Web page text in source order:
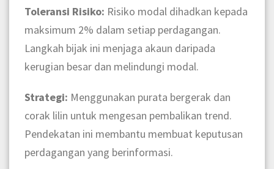
Toleransi Risiko: Risiko modal dihadkan kepada
maksimum 2% dalam setiap perdagangan.
Langkah bijak ini menjaga akaun daripada
kerugian besar dan melindungi modal.
Strategi: Menggunakan purata bergerak dan
corak lilin untuk mengesan pembalikan trend.
Pendekatan ini membantu membuat keputusan
perdagangan yang berinformasi.